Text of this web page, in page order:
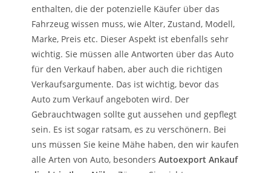
enthalten, die der potenzielle Käufer über das
Fahrzeug wissen muss, wie Alter, Zustand, Modell,
Marke, Preis etc. Dieser Aspekt ist ebenfalls sehr
wichtig. Sie müssen alle Antworten über das Auto
für den Verkauf haben, aber auch die richtigen
Verkaufsargumente. Das ist wichtig, bevor das
Auto zum Verkauf angeboten wird. Der
Gebrauchtwagen sollte gut aussehen und gepflegt
sein. Es ist sogar ratsam, es zu verschönern. Bei
uns müssen Sie keine Mähe haben, den wir kaufen
alle Arten von Auto, besondersAutoexport Ankauf